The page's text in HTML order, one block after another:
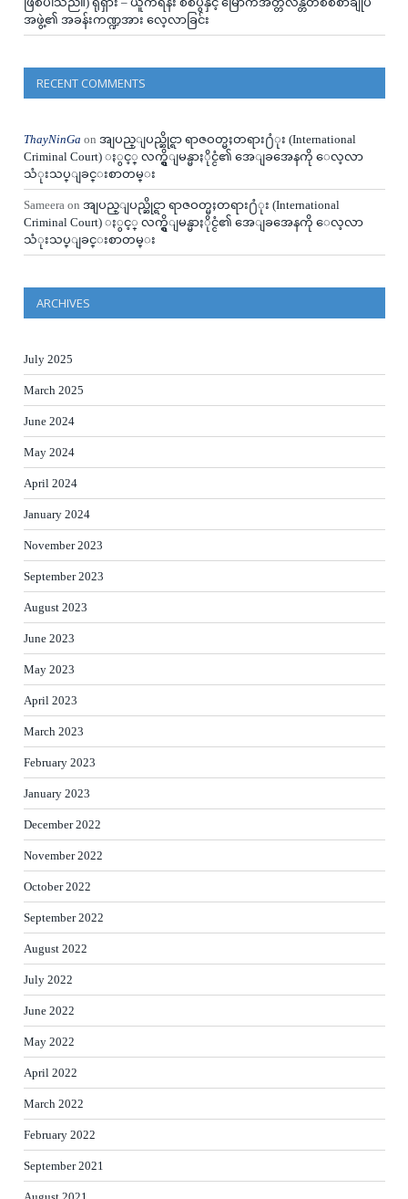
အဖွဲ့၏ အခန်းကဏ္ဍအား လေ့လာခြင်း
RECENT COMMENTS
ThayNinGa on အျပည္ျပည္ဆိုင္ရာ ရာဇဝတ္မႈတရား႐ံုး (International
Criminal Court) ႏွင့္ လက္ရွိျမန္မာႏိုင္ငံ၏ အေျခအေနကို ေလ့လာ
သံုးသပ္ျခင္းစာတမ္း
Sameera on အျပည္ျပည္ဆိုင္ရာ ရာဇဝတ္မႈတရား႐ံုး (International
Criminal Court) ႏွင့္ လက္ရွိျမန္မာႏိုင္ငံ၏ အေျခအေနကို ေလ့လာ
သံုးသပ္ျခင္းစာတမ္း
ARCHIVES
July 2025
March 2025
June 2024
May 2024
April 2024
January 2024
November 2023
September 2023
August 2023
June 2023
May 2023
April 2023
March 2023
February 2023
January 2023
December 2022
November 2022
October 2022
September 2022
August 2022
July 2022
June 2022
May 2022
April 2022
March 2022
February 2022
September 2021